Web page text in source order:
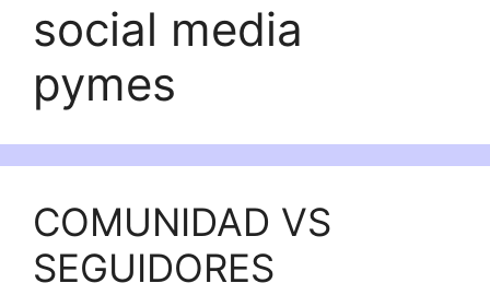
social media
pymes
COMUNIDAD VS
SEGUIDORES